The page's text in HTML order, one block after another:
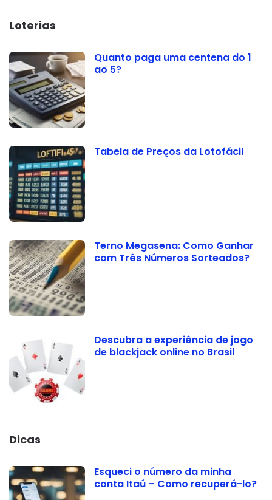
Loterias
Quanto paga uma centena do 1
ao 5?
Tabela de Preços da Lotofácil
Terno Megasena: Como Ganhar
com Três Números Sorteados?
Descubra a experiência de jogo
de blackjack online no Brasil
Dicas
Esqueci o número da minha
conta Itaú – Como recuperá-lo?